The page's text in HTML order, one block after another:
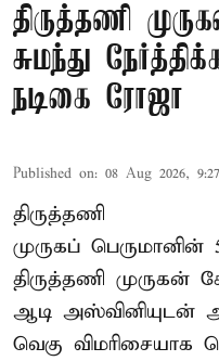
திருத்தணி
சுமந்து
நடிகை ரோஜா
Published on: 08 Aug 2026,
திருத்தணி
முருகப்
திருத்தணி முருகன்
ஆடி அஸ்வினியுடன்
வெகு விமரிசையாக